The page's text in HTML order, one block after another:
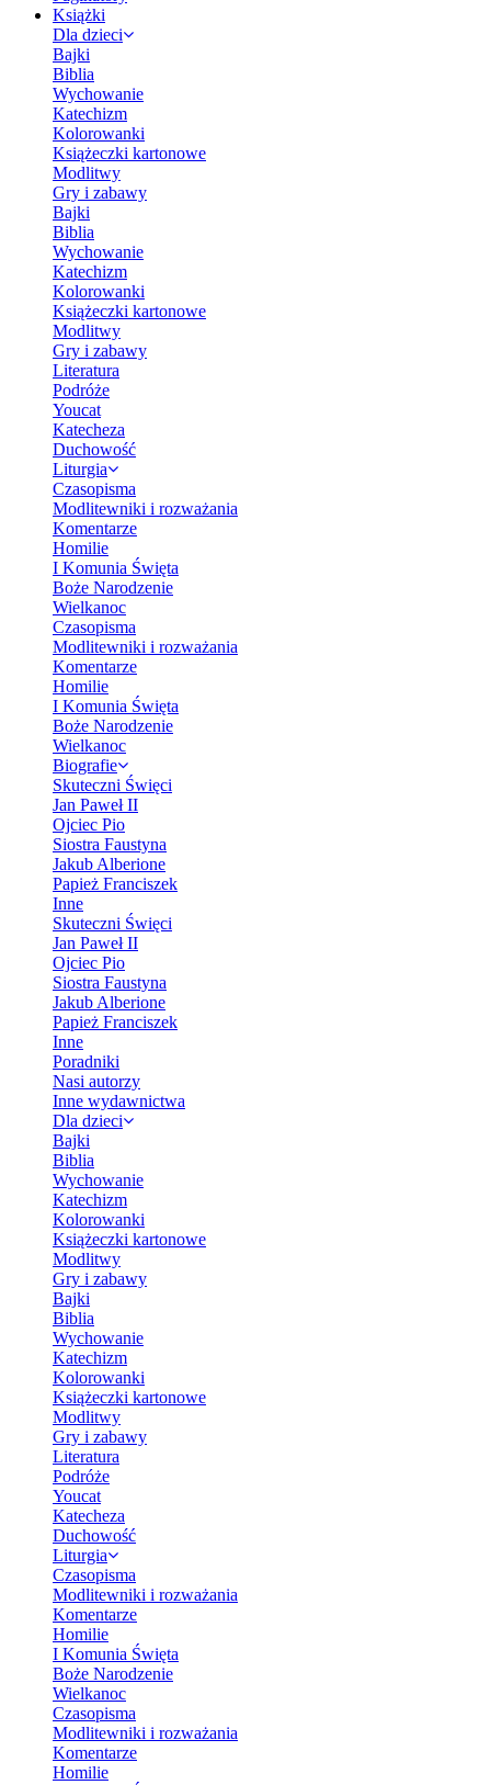
Książki
Dla dzieci
Bajki
Biblia
Wychowanie
Katechizm
Kolorowanki
Książeczki kartonowe
Modlitwy
Gry i zabawy
Bajki
Biblia
Wychowanie
Katechizm
Kolorowanki
Książeczki kartonowe
Modlitwy
Gry i zabawy
Literatura
Podróże
Youcat
Katecheza
Duchowość
Liturgia
Czasopisma
Modlitewniki i rozważania
Komentarze
Homilie
I Komunia Święta
Boże Narodzenie
Wielkanoc
Czasopisma
Modlitewniki i rozważania
Komentarze
Homilie
I Komunia Święta
Boże Narodzenie
Wielkanoc
Biografie
Skuteczni Święci
Jan Paweł II
Ojciec Pio
Siostra Faustyna
Jakub Alberione
Papież Franciszek
Inne
Skuteczni Święci
Jan Paweł II
Ojciec Pio
Siostra Faustyna
Jakub Alberione
Papież Franciszek
Inne
Poradniki
Nasi autorzy
Inne wydawnictwa
Dla dzieci
Bajki
Biblia
Wychowanie
Katechizm
Kolorowanki
Książeczki kartonowe
Modlitwy
Gry i zabawy
Bajki
Biblia
Wychowanie
Katechizm
Kolorowanki
Książeczki kartonowe
Modlitwy
Gry i zabawy
Literatura
Podróże
Youcat
Katecheza
Duchowość
Liturgia
Czasopisma
Modlitewniki i rozważania
Komentarze
Homilie
I Komunia Święta
Boże Narodzenie
Wielkanoc
Czasopisma
Modlitewniki i rozważania
Komentarze
Homilie